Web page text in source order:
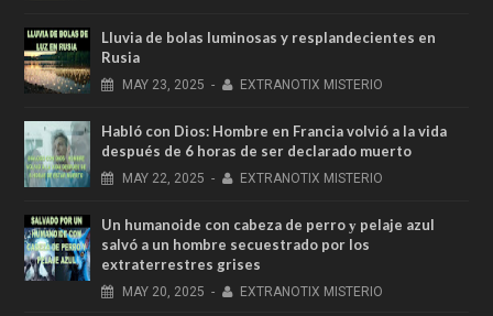
Lluvia de bolas luminosas y resplandecientes en
Rusia
MAY 23, 2025 - EXTRANOTIX MISTERIO
Habló con Dios: Hombre en Francia volvió a la vida
después de 6 horas de ser declarado muerto
MAY 22, 2025 - EXTRANOTIX MISTERIO
Un humanoide con cabeza de perro у pelaje azul
salvó a un hombre secuestrado por los
extraterrestres grises
MAY 20, 2025 - EXTRANOTIX MISTERIO